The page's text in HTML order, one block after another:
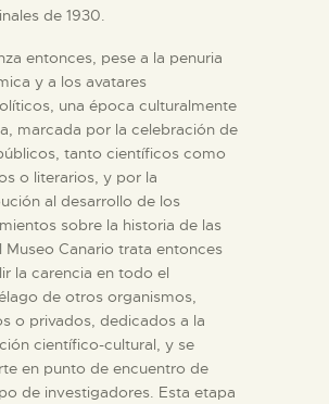
de 1930.
entonces, pese a la penuria
y a los avatares
una época culturalmente
marcada por la celebración de
tanto científicos como
o literarios, y por la
al desarrollo de los
sobre la historia de las
Museo Canario trata entonces
la carencia en todo el
de otros organismos,
o privados, dedicados a la
científico-cultural, y se
en punto de encuentro de
de investigadores. Esta etapa